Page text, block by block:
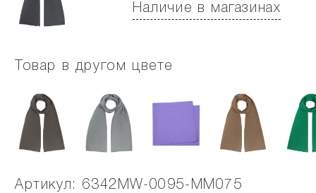
Наличие в магазинах
Товар в другом цвете
Артикул: 6342MW-0095-MM075